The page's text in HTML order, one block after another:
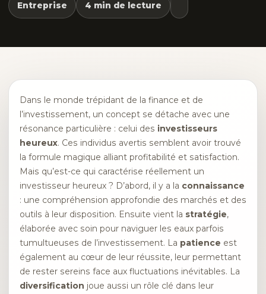
Entreprise 4 min de lecture
Dans le monde trépidant de la finance et de
l’investissement, un concept se détache avec une
résonance particulière : celui des investisseurs
heureux. Ces individus avertis semblent avoir trouvé
la formule magique alliant profitabilité et satisfaction.
Mais qu’est-ce qui caractérise réellement un
investisseur heureux ? D’abord, il y a la connaissance
: une compréhension approfondie des marchés et des
outils à leur disposition. Ensuite vient la stratégie,
élaborée avec soin pour naviguer les eaux parfois
tumultueuses de l’investissement. La patience est
également au cœur de leur réussite, leur permettant
de rester sereins face aux fluctuations inévitables. La
diversification joue aussi un rôle clé dans leur